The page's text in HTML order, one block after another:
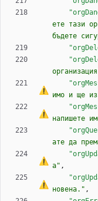
ете тази
бъдете
имо и ще
напишете
ате да
а" ,
новена." ,